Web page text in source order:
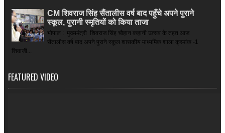
CM शिवराज सिंह सैंतालीस वर्ष बाद पहुँचे अपने पुराने
स्कूल, पुरानी स्मृतियों को किया ताजा
भोपाल : मुख्यमंत्री शिवराज सिंह चौहान कहानी उत्सव के तहत आज
सैंतालीस वर्ष बाद अपने पुराने स्कूल शासकीय माध्यमिक शाला क्रमांक -1
शिवाजी...
FEATURED VIDEO